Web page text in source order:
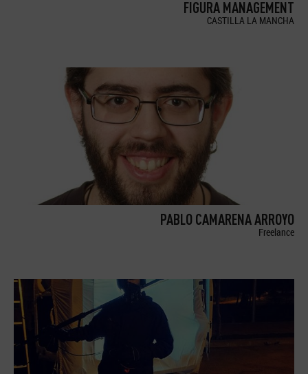
FIGURA MANAGEMENT
CASTILLA LA MANCHA
PABLO CAMARENA ARROYO
Freelance